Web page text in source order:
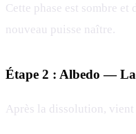
Cette phase est sombre
nouveau puisse naître.
Étape 2 : Albedo —
Après la dissolution,